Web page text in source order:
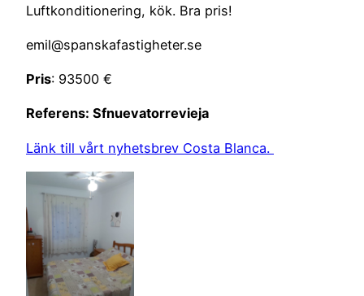
Luftkonditionering, kök. Bra pris!
emil@spanskafastigheter.se
Pris: 93500 €
Referens: Sfnuevatorrevieja
Länk till vårt nyhetsbrev Costa Blanca.